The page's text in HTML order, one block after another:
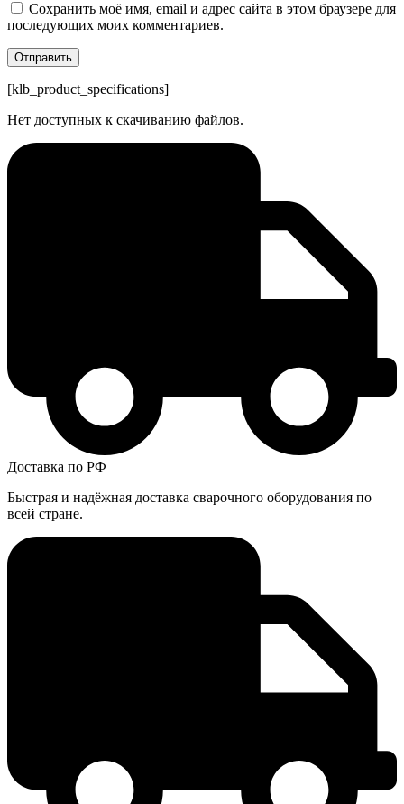
Сохранить моё имя, email и адрес сайта в этом браузере для
последующих моих комментариев.
[klb_product_specifications]
Нет доступных к скачиванию файлов.
Доставка по РФ
Быстрая и надёжная доставка сварочного оборудования по
всей стране.